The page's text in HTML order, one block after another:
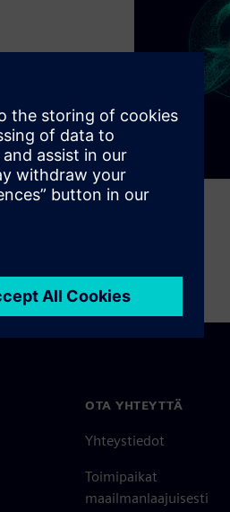
OTA YHTEYTTÄ
Yhteystiedot
Toimipaikat
maailmanlaajuisesti